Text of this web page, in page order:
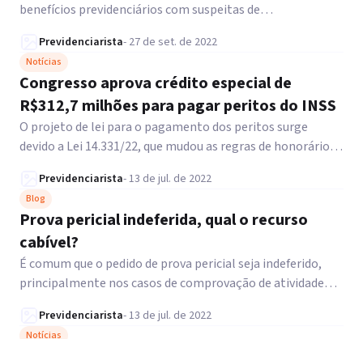
benefícios previdenciários com suspeitas de
assistenciais, trabalhistas e tributários.
Previdenciarista- 27 de set. de 2022
Notícias
Congresso aprova crédito especial de
R$312,7 milhões para pagar peritos do INSS
O projeto de lei para o pagamento dos peritos surge
devido a Lei 14.331/22, que mudou as regras de honorários
Previdenciarista-13 de jul. de 2022
Blog
Prova pericial indeferida, qual o recurso
cabível?
É comum que o pedido de prova pericial seja indeferido,
principalmente nos casos de comprovação de atividade
Previdenciarista-13 de jul. de 2022
Notícias